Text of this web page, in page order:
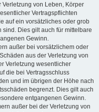
Verletzung von Leben, Körper
Vertragspflichten
auf ein vorsätzliches oder grob
Dies gilt auch für mittelbare
Gewinn.
außer bei vorsätzlichem oder
aus der Verletzung von
Verletzung wesentlicher
die bei Vertragsschluss
und im übrigen der Höhe nach
begrenzt. Dies gilt auch
entgangenen Gewinn.
außer bei der Verletzung von